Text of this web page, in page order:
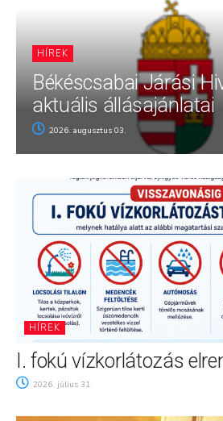
HÍREK
Békéscsabai Járási
aktuális állásajánlatai
2026. augusztus 03.
HÍREK
I. fokú vízkorlátozás
2026. július 31.